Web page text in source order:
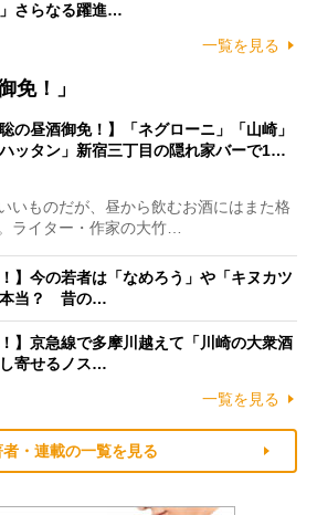
さらなる躍進…
一覧を見る
免！」
聡の昼酒御免！】「ネグローニ」「山崎」
ハッタン」新宿三丁目の隠れ家バーで1…
いものだが、昼から飲むお酒にはまた格
イター・作家の大竹…
】今の若者は「なめろう」や「キヌカツ
本当？ 昔の…
】京急線で多摩川越えて「川崎の大衆酒
寄せるノス…
一覧を見る
者・連載の一覧を見る